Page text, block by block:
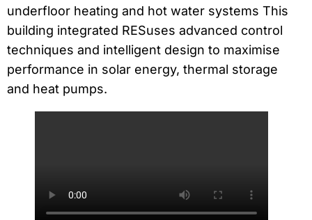
underfloor heating and hot water systems This
building integrated RESuses advanced control
techniques and intelligent design to maximise
performance in solar energy, thermal storage
and heat pumps.